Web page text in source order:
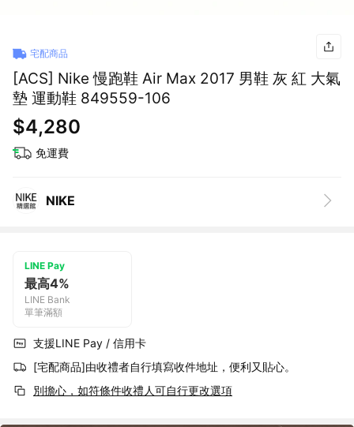
宅配商品
[ACS] Nike 慢跑鞋 Air Max 2017 男鞋 灰 紅 大氣
墊 運動鞋 849559-106
$4,280
免運費
NIKE
LINE Pay
最高4%
LINE Bank
單筆滿額
支援LINE Pay / 信用卡
[宅配商品]由收禮者自行填寫收件地址，便利又貼心。
別擔心，如符條件收禮人可自行更改選項